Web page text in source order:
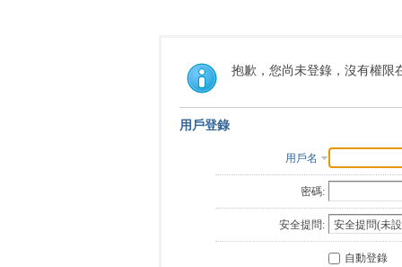
抱歉，您尚未登錄，沒有權限
用戶登錄
用戶名
密碼:
安全提問:
自動登錄